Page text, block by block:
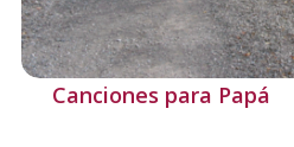
Canciones para Papá